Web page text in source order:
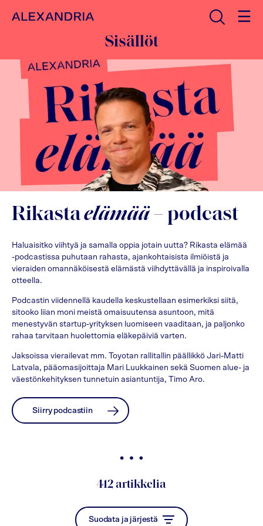
Etusivulle Avaa haku
Sisällöt
Rikastaelämää– podcast
Haluaisitko viihtyä ja samalla oppia jotain uutta? Rikasta elämää
-podcastissa puhutaan rahasta, ajankohtaisista ilmiöistä ja
vieraiden omannäköisestä elämästä viihdyttävällä ja inspiroivalla
otteella.
Podcastin viidennellä kaudella keskustellaan esimerkiksi siitä,
sitooko liian moni meistä omaisuutensa asuntoon, mitä
menestyvän startup-yrityksen luomiseen vaaditaan, ja paljonko
rahaa tarvitaan huolettomia eläkepäiviä varten.
Jaksoissa vierailevat mm. Toyotan rallitallin päällikkö Jari-Matti
Latvala, pääomasijoittaja Mari Luukkainen sekä Suomen alue- ja
väestönkehityksen tunnetuin asiantuntija, Timo Aro.
Siirry podcastiin
412 artikkelia
Suodata ja järjestä